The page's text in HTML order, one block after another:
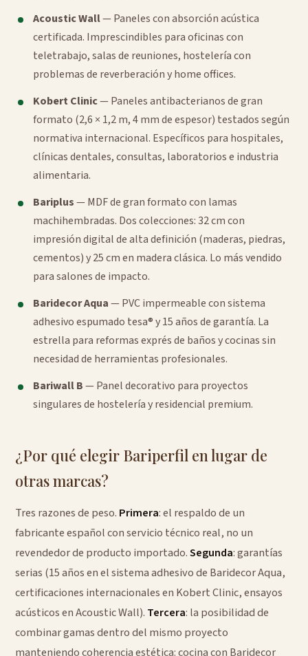
Acoustic Wall— Paneles con absorción acústica
certificada. Imprescindibles para oficinas con
teletrabajo, salas de reuniones, hostelería con
problemas de reverberación y home offices.
Kobert Clinic— Paneles antibacterianos de gran
formato (2,6 × 1,2 m, 4 mm de espesor) testados según
normativa internacional. Específicos para hospitales,
clínicas dentales, consultas, laboratorios e industria
alimentaria.
Bariplus— MDF de gran formato con lamas
machihembradas. Dos colecciones: 32 cm con
impresión digital de alta definición (maderas, piedras,
cementos) y 25 cm en madera clásica. Lo más vendido
para salones de impacto.
Baridecor Aqua— PVC impermeable con sistema
adhesivo espumado tesa® y 15 años de garantía. La
estrella para reformas exprés de baños y cocinas sin
necesidad de herramientas profesionales.
Bariwall B— Panel decorativo para proyectos
singulares de hostelería y residencial premium.
¿Por qué elegir Bariperfil en lugar de
otras marcas?
Tres razones de peso. Primera: el respaldo de un
fabricante español con servicio técnico real, no un
revendedor de producto importado.Segunda: garantías
serias (15 años en el sistema adhesivo de Baridecor Aqua,
certificaciones internacionales en Kobert Clinic, ensayos
acústicos en Acoustic Wall). Tercera: la posibilidad de
combinar gamas dentro del mismo proyecto
manteniendo coherencia estética: cocina con Baridecor